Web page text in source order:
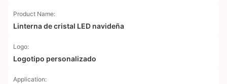
Product Name:
Linterna de cristal LED navideña
Logo:
Logotipo personalizado
Application: